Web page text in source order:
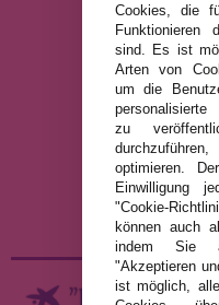
VERSAND
Cookies, die
Funktionieren
sind. Es ist
Arten von
um die
personalisierte
zu
optimieren.
Einwilligung
"Cookie-
können auch
indem Sie
"Akzeptieren
ist möglich,